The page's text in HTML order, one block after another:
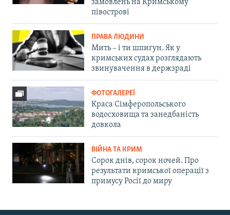
замовлень на Кримському
півострові
ПРАВА ЛЮДИНИ
Мить – і ти шпигун. Як у
кримських судах розглядають
звинувачення в держзраді
ФОТОГАЛЕРЕЇ
Краса Сімферопольського
водосховища та занедбаність
довкола
ВІЙНА ТА КРИМ
Сорок днів, сорок ночей. Про
результати кримської операції з
примусу Росії до миру